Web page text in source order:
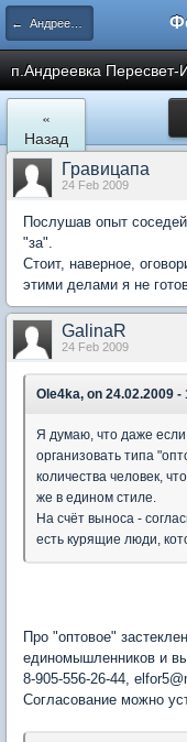
← Андреевка
п.Андреевка Пересвет-
«
Назад
Гравицапа
24 Feb 2009
Послушав опыт
"за".
Стоит, наверное,
этими делами я не
GalinaR
24 Feb 2009
Ole4ka, on 24.02.2009 -
Я думаю, что даже
организовать типа
количества человек,
же в едином стиле.
На счёт выноса -
есть курящие люди,
Про "оптовое"
единомышленников и
8-905-556-26-44,
Согласование можно